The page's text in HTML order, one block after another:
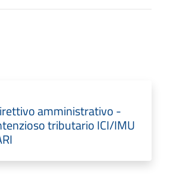
amministrativo -
tributario ICI/IMU